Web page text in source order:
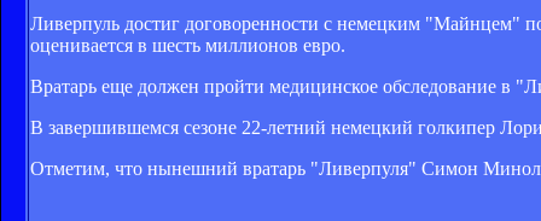
Ливерпуль достиг договоренности с немецким "Майнцем"
оценивается в шесть миллионов евро.
Вратарь еще должен пройти медицинское обследование в
В завершившемся сезоне 22-летний немецкий голкипер
Отметим, что нынешний вратарь "Ливерпуля" Симон